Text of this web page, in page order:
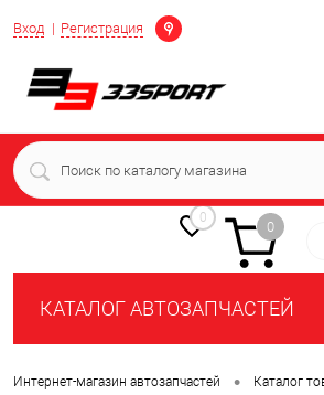
Вход Регистрация
Определение
0
0
КАТАЛОГ АВТОЗАПЧАСТЕЙ
Интернет-магазин автозапчастей • Каталог